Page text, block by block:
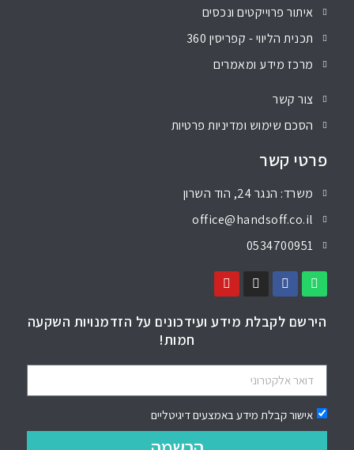
איתור פרוייקטים ונכסים
תכנית הליווי - קפריסין 360
מרכז מידע ומאמרים
צור קשר
הסכם שימוש ומדיניות פרטיות
פרטי קשר
משרד: הנגר 24, הוד השרון
office@handsoff.co.il
0534700951
הירשם לקבלת מידע ועידכונים על הזדמנויות השקעה
חמות!
אישור קבלת מידע באמצעים דיגיטליים